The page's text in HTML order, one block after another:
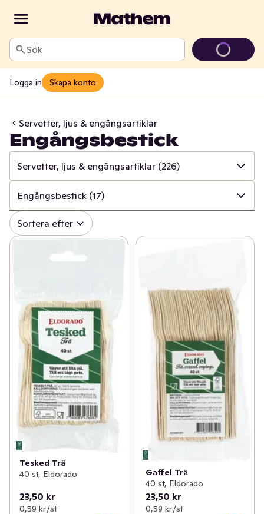
Sök
Logga in Skapa konto
Servetter, ljus & engångsartiklar
Engångsbestick
Servetter, ljus & engångsartiklar (226)
✓ Alla (996)
✓ Hushålls- & toapapper
✓ Servetter, ljus & engångsartiklar (226)
✓ Blommor & växter (30)
✓ Hushållsel (80)
✓ Husgeråd (93)
✓ Kontor & tillbehör (44)
✓ Grill, ved & tändare
✓ Heminredning
✓ Leksaker & spel
Engångsbestick (17)
✓ Alla (226)
Fest & kalas (66)
Engångsglas/bägare
Engångstallrikar (9)
✓ Engångsbestick (17)
✓ Dukar (5)
Sortera efter
Tesked Trä
40 st, Eldorado
23,50 kr
0,59 kr /st
Gaffel Trä
40 st, Eldorado
23,50 kr
0,59 kr /st